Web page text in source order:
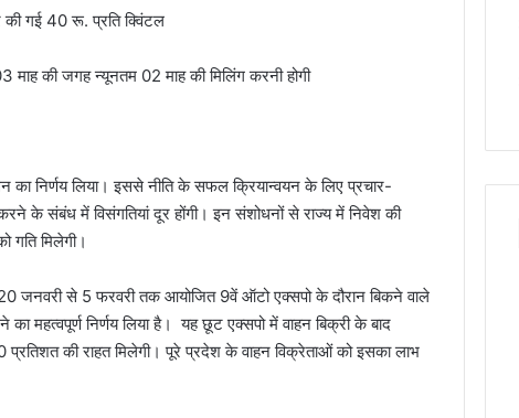
की गई 40 रू. प्रति क्विंटल
माह की जगह न्यूनतम 02 माह की मिलिंग करनी होगी
निर्णय लिया। इससे नीति के सफल क्रियान्वयन के लिए प्रचार-
करने के संबंध में विसंगतियां दूर होंगी। इन संशोधनों से राज्य में निवेश की
गति मिलेगी।
जनवरी से 5 फरवरी तक आयोजित 9वें ऑटो एक्सपो के दौरान बिकने वाले
महत्वपूर्ण निर्णय लिया है। यह छूट एक्सपो में वाहन बिक्री के बाद
की राहत मिलेगी। पूरे प्रदेश के वाहन विक्रेताओं को इसका लाभ